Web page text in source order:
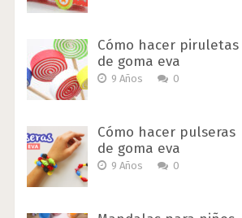
Cómo hacer piruletas
de goma eva
9 Años 0
Cómo hacer pulseras
de goma eva
9 Años 0